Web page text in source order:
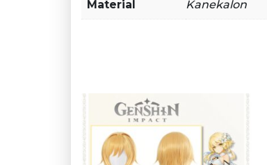
Material Kanekalon